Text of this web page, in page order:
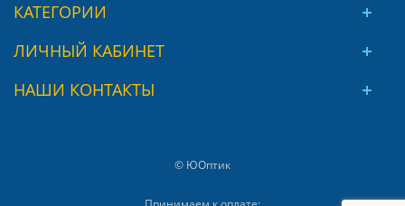
КАТЕГОРИИ
ЛИЧНЫЙ КАБИНЕТ
НАШИ КОНТАКТЫ
© ЮОптик